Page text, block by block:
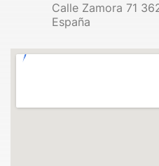
Calle Zamora 71
España